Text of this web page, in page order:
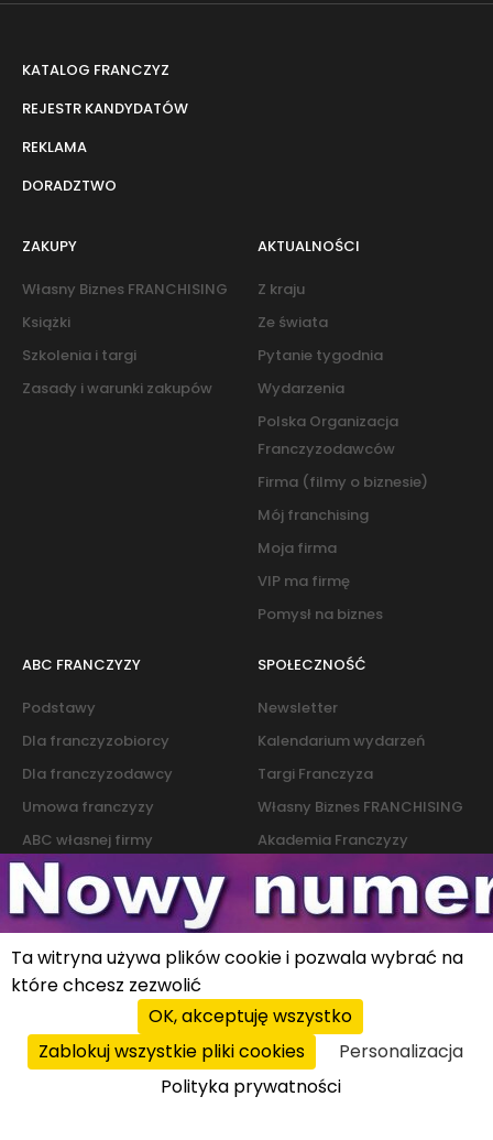
KATALOG FRANCZYZ
REJESTR KANDYDATÓW
REKLAMA
DORADZTWO
ZAKUPY
Własny Biznes FRANCHISING
Książki
Szkolenia i targi
Zasady i warunki zakupów
AKTUALNOŚCI
Z kraju
Ze świata
Pytanie tygodnia
Wydarzenia
Polska Organizacja
Franczyzodawców
Firma (filmy o biznesie)
Mój franchising
Moja firma
VIP ma firmę
Pomysł na biznes
ABC FRANCZYZY
Podstawy
Dla franczyzobiorcy
Dla franczyzodawcy
Umowa franczyzy
ABC własnej firmy
Słownik franczyzy i biznesu
SPOŁECZNOŚĆ
Newsletter
Kalendarium wydarzeń
Targi Franczyza
Własny Biznes FRANCHISING
Akademia Franczyzy
Marketing
Kontakt
Polityka cookies
© 2026 PROFIT system sp. z o.o. All rights reserved.
Ta witryna używa plików cookie i pozwala wybrać na
które chcesz zezwolić
OK, akceptuję wszystko
Zablokuj wszystkie pliki cookies
Personalizacja
Polityka prywatności